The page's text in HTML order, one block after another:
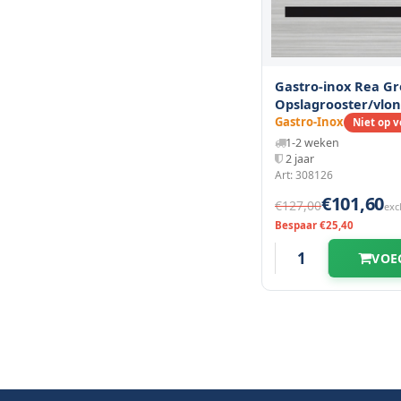
Gastro-inox Rea
Opslagrooster/
Gastro-Inox Niet op
1-2 weken
2 jaar
Art: 308126
€127,00€101,60
Bespaar €25,40